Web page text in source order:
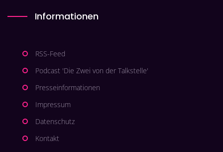
Informationen
RSS-Feed
Podcast 'Die Zwei von der Talkstelle'
Presseinformationen
Impressum
Datenschutz
Kontakt